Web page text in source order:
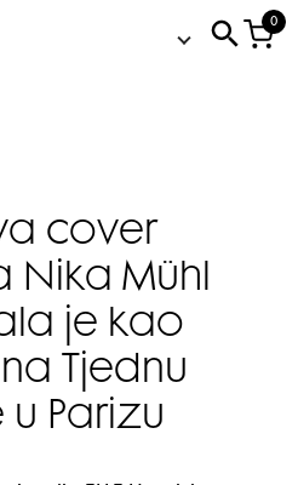
0
cover
Nika Mühl
je kao
Tjednu
Parizu